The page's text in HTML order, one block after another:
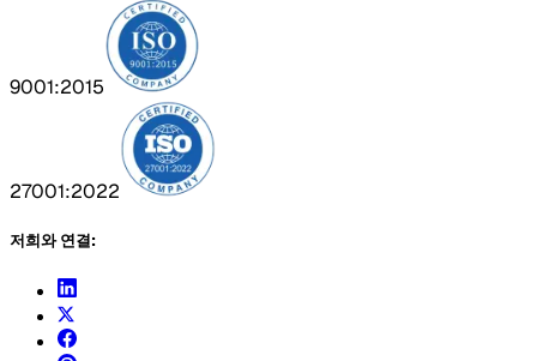
9001:2015
27001:2022
저희와 연결: